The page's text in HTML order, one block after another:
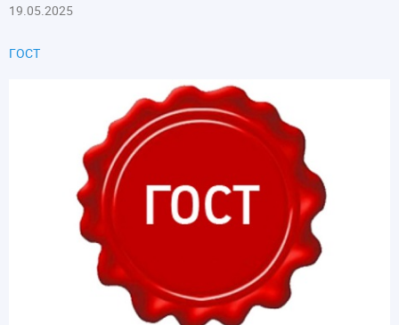
19.05.2025
ГОСТ